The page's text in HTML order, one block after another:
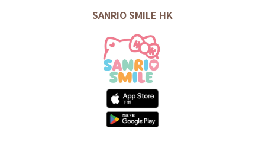
SANRIO SMILE HK